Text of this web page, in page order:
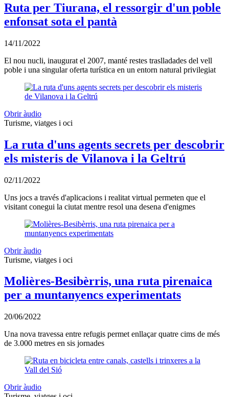
Ruta per Tiurana, el ressorgir d'un poble
enfonsat sota el pantà
14/11/2022
El nou nucli, inaugurat el 2007, manté restes traslladades del vell
poble i una singular oferta turística en un entorn natural privilegiat
Obrir àudio
Turisme, viatges i oci
La ruta d'uns agents secrets per descobrir
els misteris de Vilanova i la Geltrú
02/11/2022
Uns jocs a través d'aplicacions i realitat virtual permeten que el
visitant conegui la ciutat mentre resol una desena d'enigmes
Obrir àudio
Turisme, viatges i oci
Molières-Besibèrris, una ruta pirenaica
per a muntanyencs experimentats
20/06/2022
Una nova travessa entre refugis permet enllaçar quatre cims de més
de 3.000 metres en sis jornades
Obrir àudio